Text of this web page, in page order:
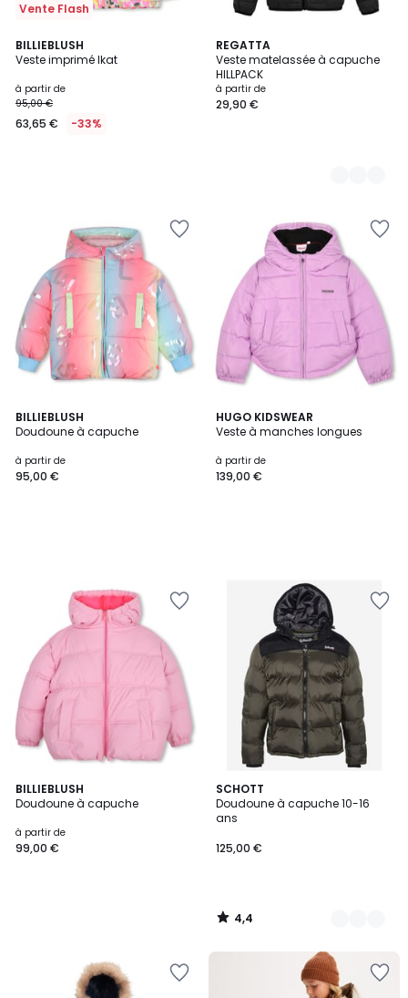
Vente Flash
BILLIEBLUSH
Veste imprimé Ikat
à partir de
95,00 €
63,65 € -33%
REGATTA
Veste matelassée à capuche
HILLPACK
à partir de
29,90 €
5
Couleurs
BILLIEBLUSH
Doudoune à capuche
à partir de
95,00 €
HUGO KIDSWEAR
Veste à manches longues
à partir de
139,00 €
BILLIEBLUSH
Doudoune à capuche
à partir de
99,00 €
SCHOTT
Doudoune à capuche 10-16
ans
125,00 €
4,4
/ 5
5
Couleurs
4,4
/